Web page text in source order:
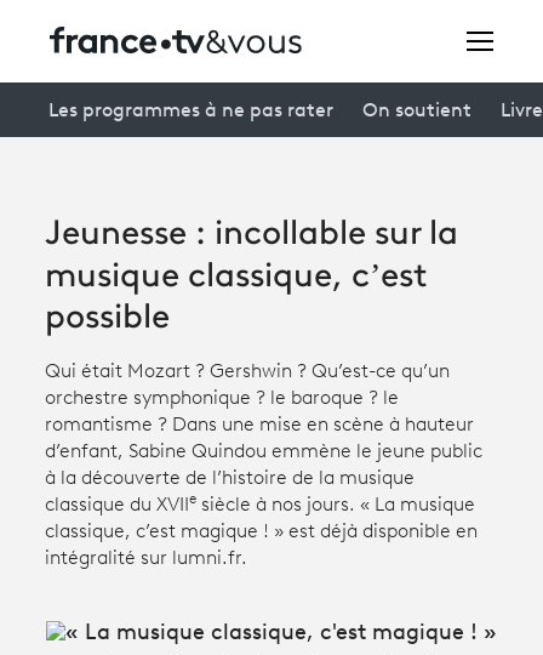
Avantages fidélité
Creators
À la une
Participer et assister à une émission
À votre écoute
Productions et innovation
Programme tv
Les programmes à ne pas rater On soutient
Jeunesse : incollable sur la
musique classique, c’est
possible
Qui était Mozart ? Gershwin ? Qu’est-ce qu’un
orchestre symphonique ? le baroque ? le
romantisme ? Dans une mise en scène à hauteur
d’enfant, Sabine Quindou emmène le jeune public
à la découverte de l’histoire de la musique
classique du XVIIe siècle à nos jours. « La musique
classique, c’est magique ! » est déjà disponible en
intégralité sur lumni.fr.